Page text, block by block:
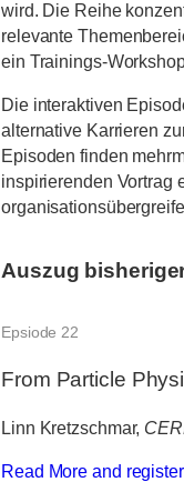
wird. Die Reihe
relevante
ein Trainings-
Die interaktiven
alternative Karrieren
Episoden finden
inspirierenden Vortrag
Auszug
Epsiode 22
From Particle
Linn Kretzschmar,
Read More and